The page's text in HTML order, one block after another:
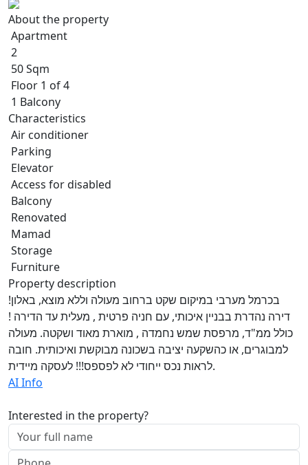
About the property
Apartment
2
50 Sqm
Floor 1 of 4
1 Balcony
Characteristics
Air conditioner
Parking
Elevator
Access for disabled
Balcony
Renovated
Mamad
Storage
Furniture
Property description
בכרמל מערבי במיקום שקט ברחוב מעולה וללא מוצא, באלון!
דירה נהדרת בבניין איכותי, עם חניה פרטית , מעלית עד הדירה !
כולל ממ"ד, מרפסת שמש נחמדה , מוארת מאוד ושקטה. מעולה
למבוגרים, או כהשקעה יציבה בשכונה מבוקשת ואיכותית. חובה
לראות נכס ייחודי לא לפספס!!! לעסקה מיידית.
AI Info
Interested in the property?